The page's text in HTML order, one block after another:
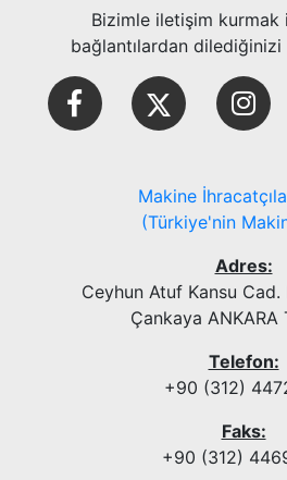
Bizimle iletişim kurmak
bağlantılardan
Makine
(Türkiye'nin
Adres:
Ceyhun Atuf Kansu
Çankaya ANKARA
Telefon:
+90 (312)
Faks:
+90 (312)